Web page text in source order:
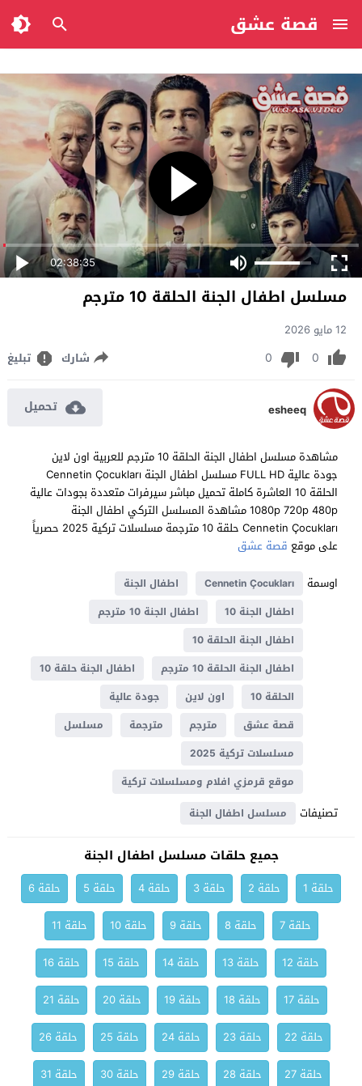
قصة عشق
02:38:35
مسلسل اطفال الجنة الحلقة 10 مترجم
12 مايو 2026
0
0 شارك تبليغ
esheeq تحميل
مشاهدة مسلسل اطفال الجنة الحلقة 10 مترجم للعربية اون لاين
جودة عالية FULL HD مسلسل اطفال الجنة Cennetin Çocukları
الحلقة 10 العاشرة كاملة تحميل مباشر سيرفرات متعددة بجودات عالية
1080p 720p 480p مشاهدة المسلسل التركي اطفال الجنة
Cennetin Çocukları حلقة 10 مترجمة مسلسلات تركية 2025 حصرياً
على موقع قصة عشق
اوسمة
Cennetin Çocukları
اطفال الجنة
اطفال الجنة 10
اطفال الجنة 10 مترجم
اطفال الجنة الحلقة 10
اطفال الجنة الحلقة 10 مترجم
اطفال الجنة حلقة 10
الحلقة 10
اون لاين
جودة عالية
قصة عشق
مترجم مترجمة
مسلسل
مسلسلات تركية 2025
موقع قرمزي افلام ومسلسلات تركية
تصنيفات مسلسل اطفال الجنة
جميع حلقات مسلسل اطفال الجنة
حلقة 1 حلقة 2 حلقة 3 حلقة 4 حلقة 5
حلقة 6
حلقة 7
حلقة 8 حلقة 9 حلقة 10
حلقة 11
حلقة 12
حلقة 13 حلقة 14 حلقة 15
حلقة 16
حلقة 17
حلقة 18 حلقة 19 حلقة 20
حلقة 21
حلقة 22
حلقة 23 حلقة 24 حلقة 25
حلقة 26
حلقة 27
حلقة 28 حلقة 29 حلقة 30
حلقة 31